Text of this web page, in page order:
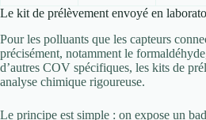
Le kit de prélèvement envoyé en
Pour les polluants que les capteurs
précisément, notamment le
d’autres COV spécifiques, les kits de
analyse chimique rigoureuse.
Le principe est simple : on expose un